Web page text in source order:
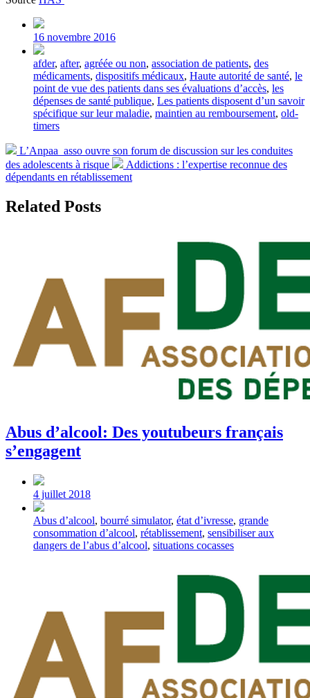
Post
date
16 novembre 2016
Tagged
with
afder, after, agréée ou non, association de patients, des
médicaments, dispositifs médicaux, Haute autorité de santé, le
point de vue des patients dans ses évaluations d’accès, les
dépenses de santé publique, Les patients disposent d’un savoir
spécifique sur leur maladie, maintien au remboursement, old-
timers
Previous
post:
L’Anpaa_asso ouvre son forum de discussion sur les conduites
des adolescents à risque
Next
post:
Addictions : l’expertise reconnue des
dépendants en rétablissement
Related Posts
Abus d’alcool: Des youtubeurs français
s’engagent
Post
date
4 juillet 2018
Tagged
with
Abus d’alcool, bourré simulator, état d’ivresse, grande
consommation d’alcool, rétablissement, sensibiliser aux
dangers de l’abus d’alcool, situations cocasses